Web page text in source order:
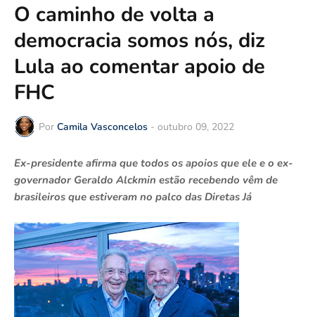
O caminho de volta a
democracia somos nós, diz
Lula ao comentar apoio de
FHC
Por Camila Vasconcelos - outubro 09, 2022
Ex-presidente afirma que todos os apoios que ele e o ex-
governador Geraldo Alckmin estão recebendo vêm de
brasileiros que estiveram no palco das Diretas Já